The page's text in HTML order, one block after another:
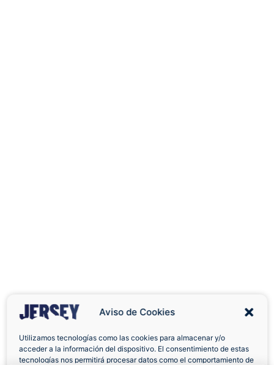
Aviso de Cookies
Utilizamos tecnologías como las cookies para almacenar y/o
acceder a la información del dispositivo. El consentimiento de estas
tecnologías nos permitirá procesar datos como el comportamiento de
Envíos a Domicilio Devolución 7 Días